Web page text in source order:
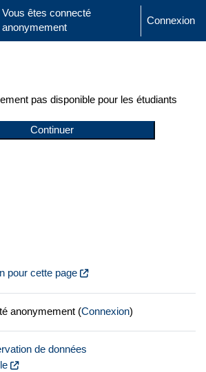
la saisie de recherche
Vous êtes connecté
anonymement
Connexion
pas disponible pour les étudiants
Continuer
pour cette page
anonymement (Connexion)
de données